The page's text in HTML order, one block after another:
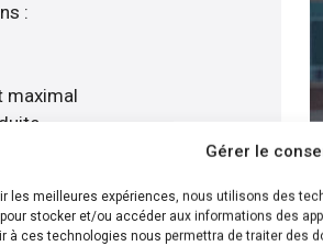
Gérer le
les meilleures expériences, nous utilisons des
stocker et/ou accéder aux informations des
à ces technologies nous permettra de traiter des
:
maximal
gratuitement
la plus efficace pour